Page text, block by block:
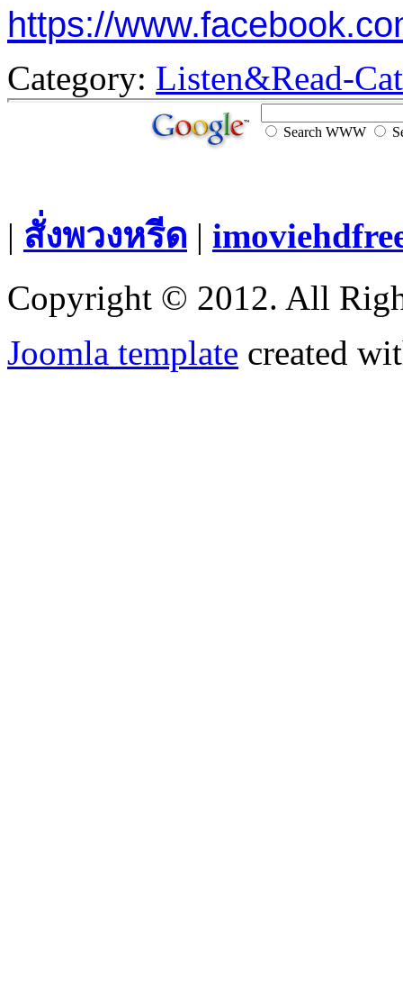
https://
Category: Listen&Read-
Search WWW
| สั่งพวงหรีด |
Copyright © 2012. All
Joomla template created